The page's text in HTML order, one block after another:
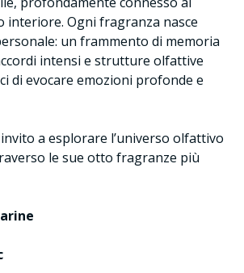
interiore. Ogni fragranza nasce
un frammento di memoria
intensi e strutture olfattive
di evocare emozioni profonde e
a esplorare l’universo olfattivo
le sue otto fragranze più